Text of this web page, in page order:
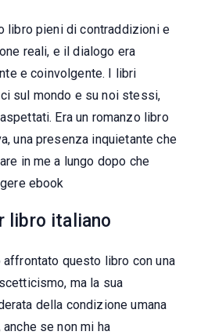
libro pieni di contraddizioni e
reali, e il dialogo era
e coinvolgente. I libri
sul mondo e su noi stessi,
Era un romanzo libro
una presenza inquietante che
in me a lungo dopo che
ebook
libro italiano
questo libro con una
ma la sua
della condizione umana
se non mi ha